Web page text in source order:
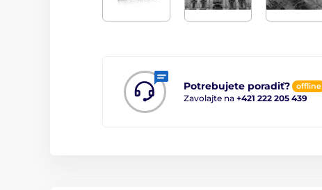
Potrebujete poradiť? offline
Zavolajte na +421 222 205 439